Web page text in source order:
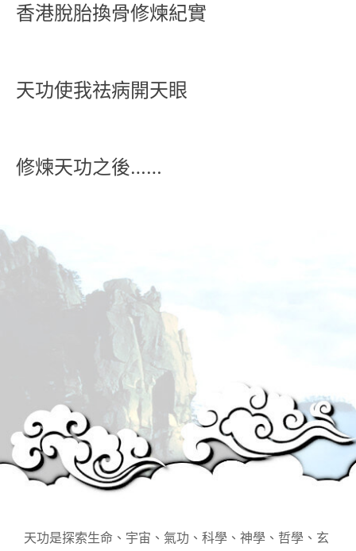
香港脫胎換骨修煉紀實
天功使我祛病開天眼
修煉天功之後……
天功是探索生命、宇宙、氣功、科學、神學、哲學、玄